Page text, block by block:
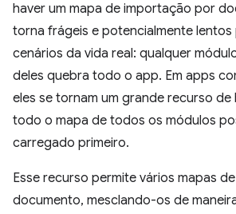
haver um mapa de importação por
torna frágeis e potencialmente lentos
cenários da vida real: qualquer
deles quebra todo o app. Em apps
eles se tornam um grande recurso de
todo o mapa de todos os módulos
carregado primeiro.
Esse recurso permite vários mapas
documento, mesclando-os de